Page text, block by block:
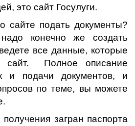
это сайт Госулуги.
сайте подать документы?
конечно же создать
все данные, которые
сайт. Полное описание
и подачи документов, и
по теме, вы можете
загран паспорта